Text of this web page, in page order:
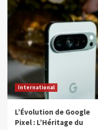
International
L’Évolution de Google
Pixel : L’Héritage du